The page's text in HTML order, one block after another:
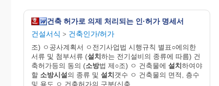
건축 허가로 의제 처리되는 인·허가 명세서
건설서식 > 건축인가/허가
조) ㅇ공사계획서 ㅇ전기사업법 시행규칙 별표○에의한
서류 및 첨부서류 (설치하는 전기설비의 종류에 따름) 건
축허가등의 동의 (소방법 제○조) ㅇ 건축물에 설치하여야
할 소방시설의 종류 및 설치갯수 ㅇ 건축물의 면적, 층수
및 용도 ㅇ 건축허가의 구분(신축